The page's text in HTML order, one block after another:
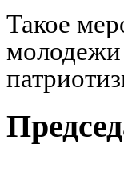
Такое
молодежи